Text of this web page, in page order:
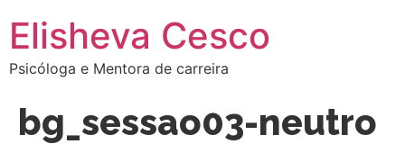
Elisheva Cesco
Psicóloga e Mentora de carreira
bg_sessao03-neutro